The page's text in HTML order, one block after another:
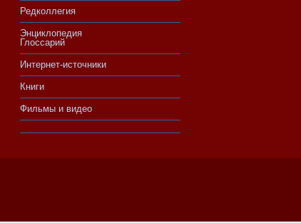
Редколлегия
Энциклопедия
Глоссарий
Интернет-источники
Книги
Фильмы и видео